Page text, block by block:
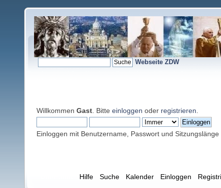
Webseite ZDW
Willkommen Gast . Bitte einloggen oder registrieren
Einloggen mit Benutzername, Passwort und Sitzungslänge
Hilfe Suche Kalender Einloggen